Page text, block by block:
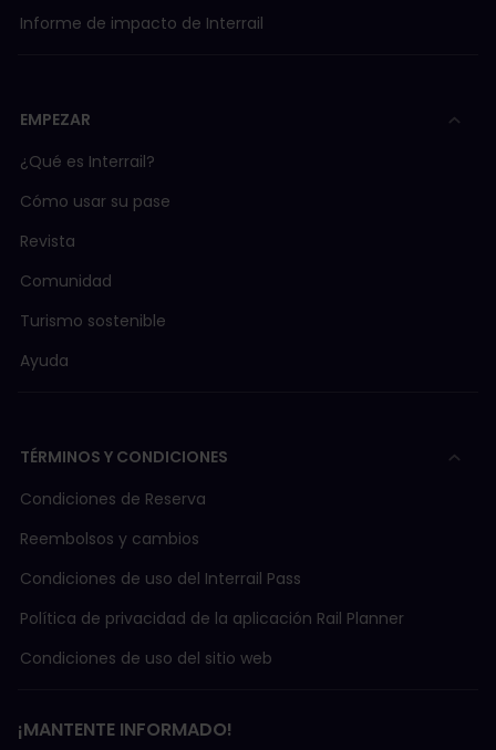
Informe de impacto de Interrail
EMPEZAR
¿Qué es Interrail?
Cómo usar su pase
Revista
Comunidad
Turismo sostenible
Ayuda
TÉRMINOS Y CONDICIONES
Condiciones de Reserva
Reembolsos y cambios
Condiciones de uso del Interrail Pass
Política de privacidad de la aplicación Rail Planner
Condiciones de uso del sitio web
¡MANTENTE INFORMADO!